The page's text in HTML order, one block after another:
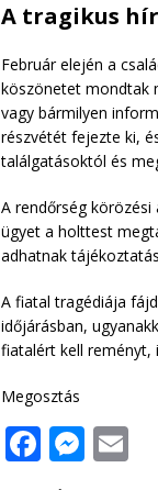
A tragikus hír
Február elején a
köszönetet mondtak
vagy bármilyen
részvétét fejezte ki,
találgatásoktól és
A rendőrség
ügyet a holttest
adhatnak
A fiatal tragédiája
időjárásban,
fiatalért kell reményt,
Megosztás
F
a
M